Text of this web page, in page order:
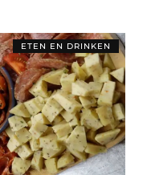
ETEN EN DRINKEN